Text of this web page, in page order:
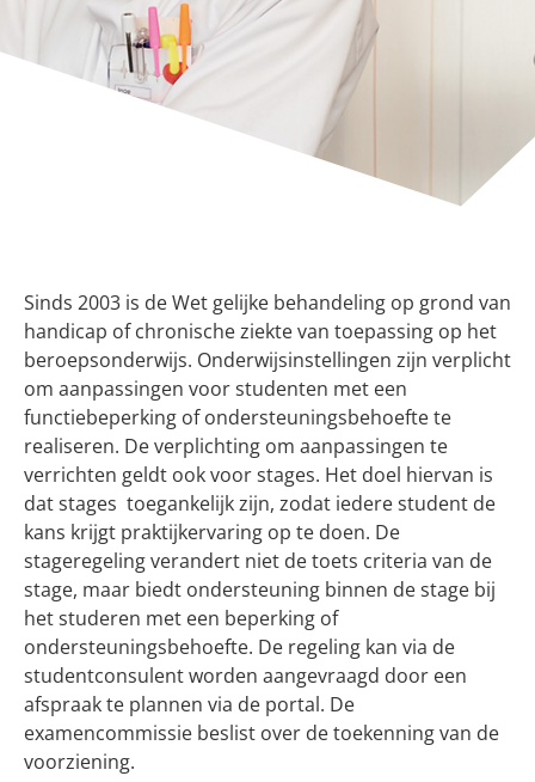
Sinds 2003 is de Wet gelijke behandeling op grond van
handicap of chronische ziekte van toepassing op het
beroepsonderwijs. Onderwijsinstellingen zijn verplicht
om aanpassingen voor studenten met een
functiebeperking of ondersteuningsbehoefte te
realiseren. De verplichting om aanpassingen te
verrichten geldt ook voor stages. Het doel hiervan is
dat stages toegankelijk zijn, zodat iedere student de
kans krijgt praktijkervaring op te doen. De
stageregeling verandert niet de toets criteria van de
stage, maar biedt ondersteuning binnen de stage bij
het studeren met een beperking of
ondersteuningsbehoefte. De regeling kan via de
studentconsulent worden aangevraagd door een
afspraak te plannen via de portal. De
examencommissie beslist over de toekenning van de
voorziening.